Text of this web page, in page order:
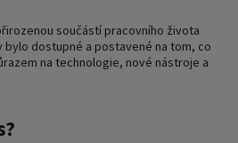
součástí pracovního života
bylo dostupné a postavené na tom, co
na technologie, nové nástroje a